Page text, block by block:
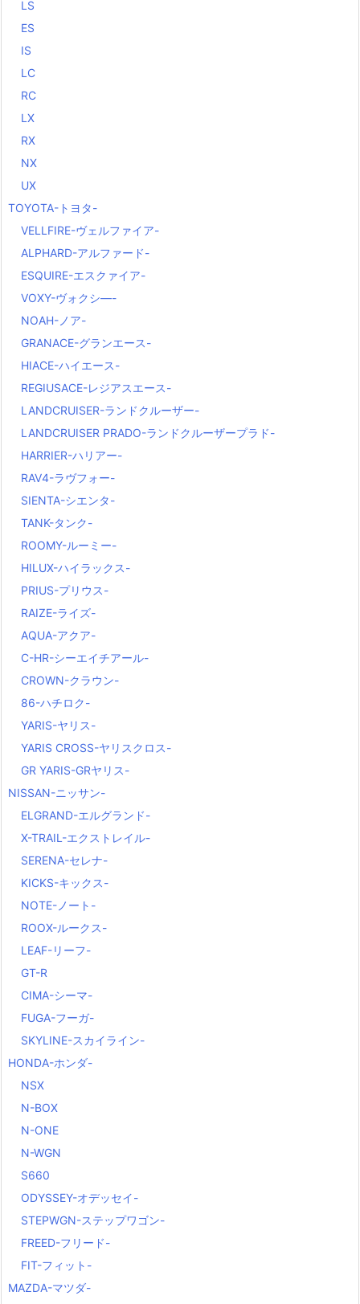
LS
ES
IS
LC
RC
LX
RX
NX
UX
TOYOTA-トヨタ-
VELLFIRE-ヴェルファイア-
ALPHARD-アルファード-
ESQUIRE-エスクァイア-
VOXY-ヴォクシ―-
NOAH-ノア-
GRANACE-グランエース-
HIACE-ハイエース-
REGIUSACE-レジアスエース-
LANDCRUISER-ランドクルーザー-
LANDCRUISER PRADO-ランドクルーザープラド-
HARRIER-ハリアー-
RAV4-ラヴフォー-
SIENTA-シエンタ-
TANK-タンク-
ROOMY-ルーミー-
HILUX-ハイラックス-
PRIUS-プリウス-
RAIZE-ライズ-
AQUA-アクア-
C-HR-シーエイチアール-
CROWN-クラウン-
86-ハチロク-
YARIS-ヤリス-
YARIS CROSS-ヤリスクロス-
GR YARIS-GRヤリス-
NISSAN-ニッサン-
ELGRAND-エルグランド-
X-TRAIL-エクストレイル-
SERENA-セレナ-
KICKS-キックス-
NOTE-ノート-
ROOX-ルークス-
LEAF-リーフ-
GT-R
CIMA-シーマ-
FUGA-フーガ-
SKYLINE-スカイライン-
HONDA-ホンダ-
NSX
N-BOX
N-ONE
N-WGN
S660
ODYSSEY-オデッセイ-
STEPWGN-ステップワゴン-
FREED-フリード-
FIT-フィット-
MAZDA-マツダ-